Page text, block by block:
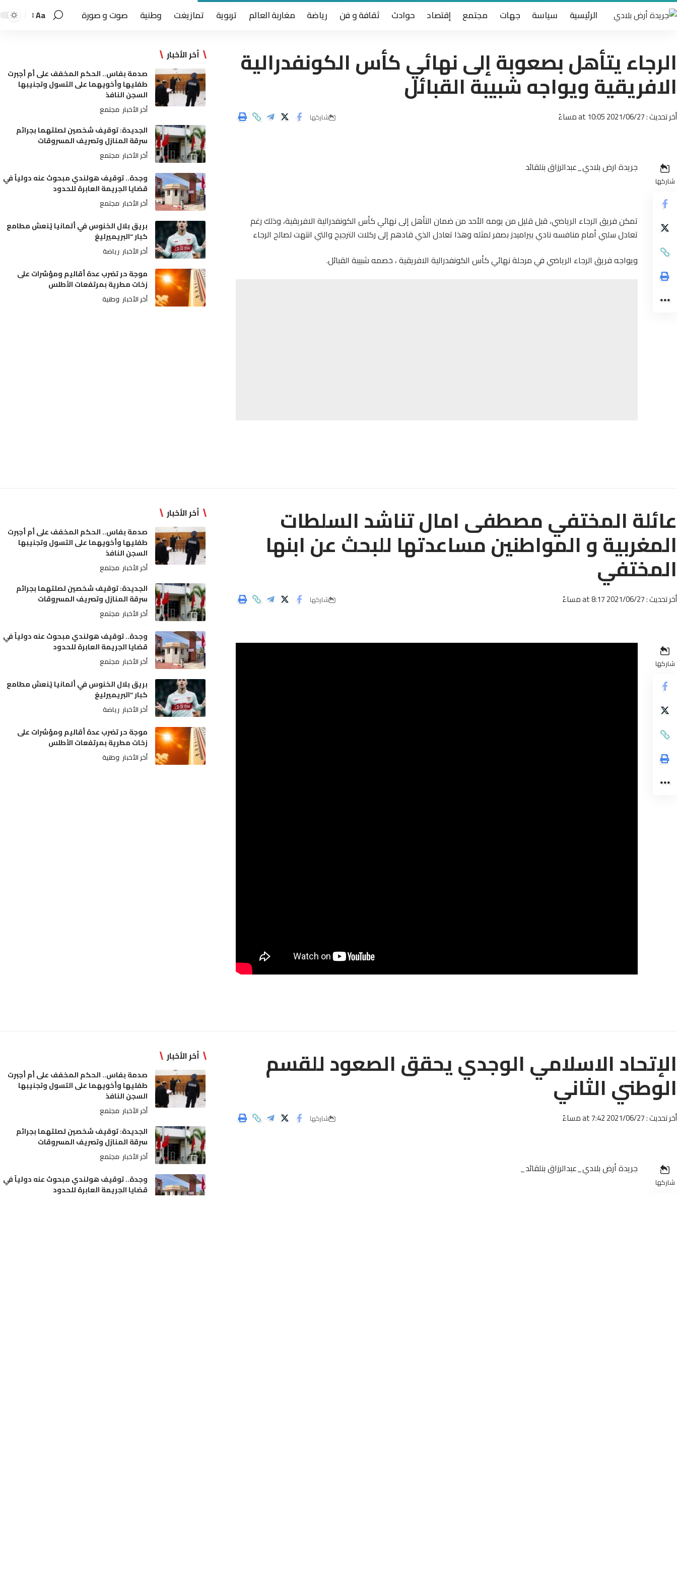
الرئيسية سياسة جهات مجتمع إقتصاد حوادث ثقافة و فن رياضة مغاربة العالم تربوية تمازيغت وطنية صوت و صورة Aa
الرجاء يتأهل بصعوبة إلى نهائي كأس الكونفدرالية
الافريقية ويواجه شبيبة القبائل
أخر تحديث : 2021/06/27 at 10:05 مساءً شاركها
شاركها
جريدة ارض بلادي_عبدالرزاق بنلقائد
تمكن فريق الرجاء الرياضي، قبل قليل من يومه الأحد من ضمان التأهل إلى نهائي كأس الكونفدرالية الافريقية، وذلك رغم
تعادل سلبي أمام منافسه نادي بيراميدز بصفر لمثله وهذا تعادل الذي قادهم إلى ركلات الترجيح والتي انتهت لصالح الرجاء
ويواجه فريق الرجاء الرياضي في مرحلة نهائي كأس الكونفدرالية الافريقية ، خصمه شبيبة القبائل.
أخر الأخبار
صدمة بفاس.. الحكم المخفف على أم أجبرت
طفليها وأخويهما على التسول وتجنيبها
السجن النافذ
أخر الأخبار مجتمع
الجديدة: توقيف شخصين لصلتهما بجرائم
سرقة المنازل وتصريف المسروقات
أخر الأخبار مجتمع
وجدة.. توقيف هولندي مبحوث عنه دولياً في
قضايا الجريمة العابرة للحدود
أخر الأخبار مجتمع
بريق بلال الخنوس في ألمانيا يُنعش مطامع
كبار “البريميرليغ
أخر الأخبار رياضة
موجة حر تضرب عدة أقاليم ومؤشرات على
زخات مطرية بمرتفعات الأطلس
أخر الأخبار وطنية
عائلة المختفي مصطفى امال تناشد السلطات
المغربية و المواطنين مساعدتها للبحث عن ابنها
المختفي
أخر تحديث : 2021/06/27 at 8:17 مساءً شاركها
شاركها
أخر الأخبار
صدمة بفاس.. الحكم المخفف على أم أجبرت
طفليها وأخويهما على التسول وتجنيبها
السجن النافذ
أخر الأخبار مجتمع
الجديدة: توقيف شخصين لصلتهما بجرائم
سرقة المنازل وتصريف المسروقات
أخر الأخبار مجتمع
وجدة.. توقيف هولندي مبحوث عنه دولياً في
قضايا الجريمة العابرة للحدود
أخر الأخبار مجتمع
بريق بلال الخنوس في ألمانيا يُنعش مطامع
كبار “البريميرليغ
أخر الأخبار رياضة
موجة حر تضرب عدة أقاليم ومؤشرات على
زخات مطرية بمرتفعات الأطلس
أخر الأخبار وطنية
الإتحاد الاسلامي الوجدي يحقق الصعود للقسم
الوطني الثاني
أخر تحديث : 2021/06/27 at 7:42 مساءً شاركها
شاركها
جريدة أرض بلادي_عبدالرزاق بنلقائد_
أخر الأخبار
صدمة بفاس.. الحكم المخفف على أم أجبرت
طفليها وأخويهما على التسول وتجنيبها
السجن النافذ
أخر الأخبار مجتمع
الجديدة: توقيف شخصين لصلتهما بجرائم
سرقة المنازل وتصريف المسروقات
أخر الأخبار مجتمع
وجدة.. توقيف هولندي مبحوث عنه دولياً في
قضايا الجريمة العابرة للحدود